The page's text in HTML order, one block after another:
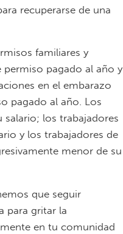
recuperarse de una
familiares y
permiso pagado al año y
en el embarazo
pagado al año. Los
salario; los trabajadores
y los trabajadores de
menor de su
que seguir
para gritar la
en tu comunidad